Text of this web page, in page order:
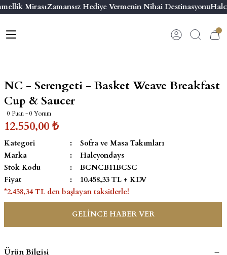
MirasıZamansız Hediye Vermenin Nihai Destinasyonu
Geri Dön
Geri Dön
Mum
Geri Dön
Yivli Kabaşon Bilezik
Geri Dön
Seriler
Elephant
NC - Serengeti - Basket Weave Breakfast
Cup & Saucer
0 Puan - 0 Yorum
12.550,00 ₺
Kategori
Sofra ve Masa Takımları
Marka
Halcyondays
Stok Kodu
BCNCB11BCSC
Fiyat
10.458,33 TL + KDV
*2.458,34 TL den başlayan taksitlerle!
GELİNCE HABER VER
Ürün Bilgisi